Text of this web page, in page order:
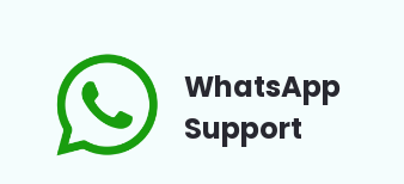
WhatsApp
Support